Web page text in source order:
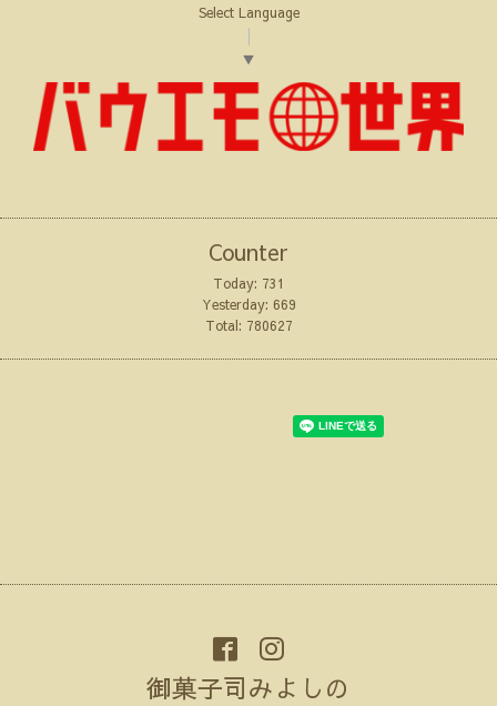
Select Language
▼
Counter
Today: 731
Yesterday: 669
Total: 780627
御菓子司みよしの